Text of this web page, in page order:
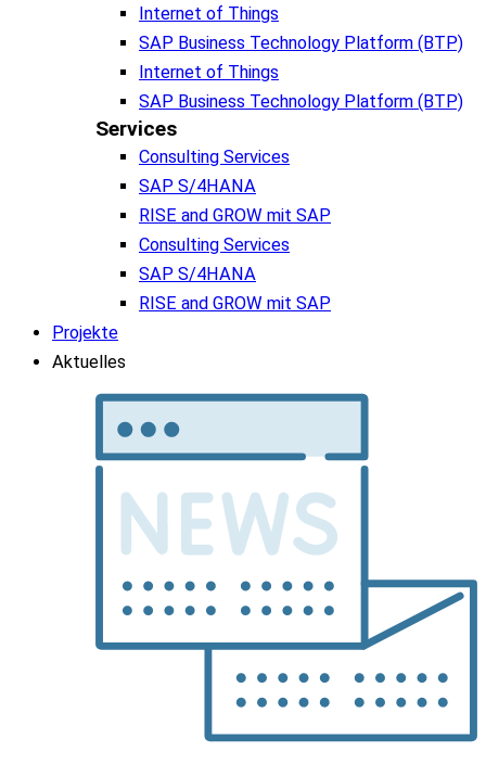
Internet of Things
SAP Business Technology Platform (BTP)
Internet of Things
SAP Business Technology Platform (BTP)
Services
Consulting Services
SAP S/4HANA
RISE and GROW mit SAP
Consulting Services
SAP S/4HANA
RISE and GROW mit SAP
Projekte
Aktuelles